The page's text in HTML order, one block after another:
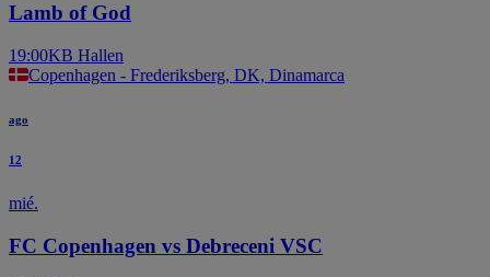
Lamb of God
19:00KB Hallen
Copenhagen - Frederiksberg, DK, Dinamarca
ago
12
mié.
FC Copenhagen vs Debreceni VSC